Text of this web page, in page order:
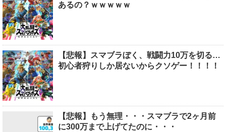
あるの？ｗｗｗｗｗ
【悲報】スマブラぼく、戦闘力10万を切る…
初心者狩りしか居ないからクソゲー！！！！
【悲報】もう無理・・・スマブラで2ヶ月前
に300万まで上げてたのに・・・